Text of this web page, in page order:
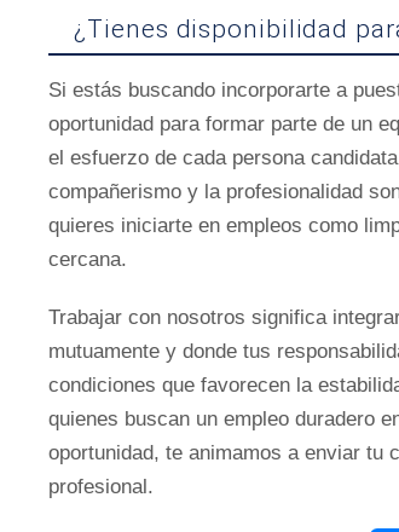
¿Tienes disponibilidad
Si estás buscando incorporarte a
oportunidad para formar parte de un
el esfuerzo de cada persona
compañerismo y la profesionalidad
quieres iniciarte en empleos como
cercana.
Trabajar con nosotros significa
mutuamente y donde tus
condiciones que favorecen la
quienes buscan un empleo duradero
oportunidad, te animamos a enviar tu
profesional.